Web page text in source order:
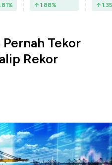
% 1.88% 1.35
Tekor
Rekor